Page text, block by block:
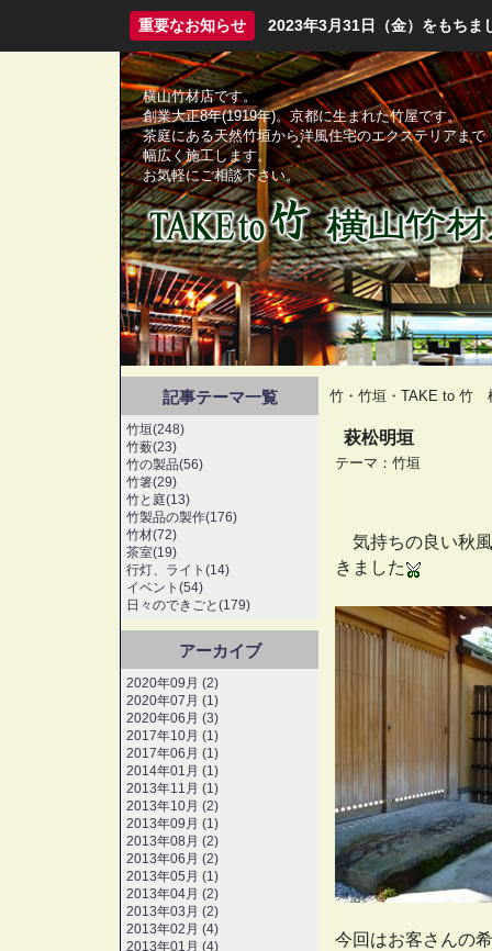
重要なお知らせ 2023年3月31日（金）をもちま
横山竹材店です。
創業大正8年(1919年)。京都に生まれた竹屋です。
茶庭にある天然竹垣から洋風住宅のエクステリアまで
幅広く施工します。
お気軽にご相談下さい。
竹・竹垣・TAKE to 竹
萩松明垣
テーマ： 竹垣
気持ちの良い秋
きました
今回はお客さんの
記事テーマ一覧
竹垣(248)
竹薮(23)
竹の製品(56)
竹箸(29)
竹と庭(13)
竹製品の製作(176)
竹材(72)
茶室(19)
行灯、ライト(14)
イベント(54)
日々のできごと(179)
アーカイブ
2020年09月 (2)
2020年07月 (1)
2020年06月 (3)
2017年10月 (1)
2017年06月 (1)
2014年01月 (1)
2013年11月 (1)
2013年10月 (2)
2013年09月 (1)
2013年08月 (2)
2013年06月 (2)
2013年05月 (1)
2013年04月 (2)
2013年03月 (2)
2013年02月 (4)
2013年01月 (4)